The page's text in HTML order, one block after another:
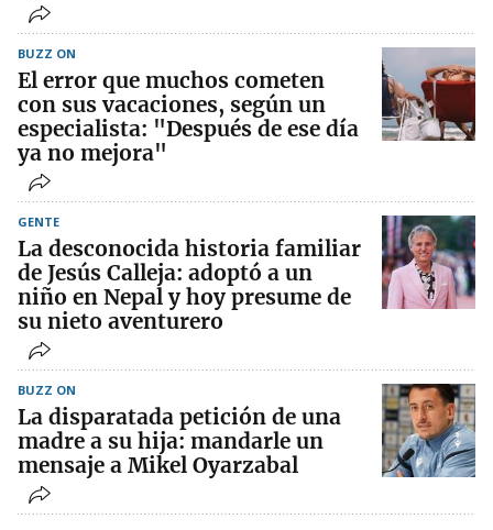
BUZZ ON
El error que muchos cometen
con sus vacaciones, según un
especialista: "Después de ese día
ya no mejora"
GENTE
La desconocida historia familiar
de Jesús Calleja: adoptó a un
niño en Nepal y hoy presume de
su nieto aventurero
BUZZ ON
La disparatada petición de una
madre a su hija: mandarle un
mensaje a Mikel Oyarzabal